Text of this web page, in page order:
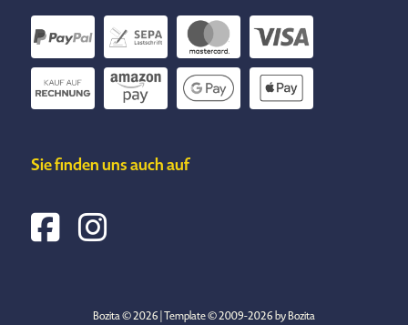
Sie finden uns auch auf
Bozita © 2026 | Template © 2009-2026 by Bozita